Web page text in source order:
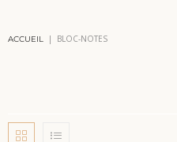
ACCUEIL | BLOC-NOTES